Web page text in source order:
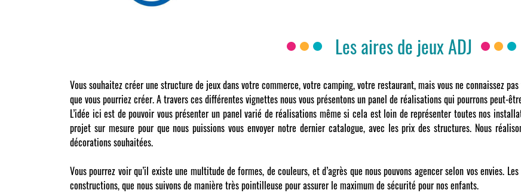
Les aires de jeux ADJ
Vous souhaitez créer une structure de jeux dans votre commerce, votre camping, votre restaurant, mais vous ne connaissez
que vous pourriez créer. A travers ces différentes vignettes nous vous présentons un panel de réalisations qui pourrons peut-
L’idée ici est de pouvoir vous présenter un panel varié de réalisations même si cela est loin de représenter toutes nos
projet sur mesure pour que nous puissions vous envoyer notre dernier catalogue, avec les prix des structures. Nous
décorations souhaitées.
Vous pourrez voir qu’il existe une multitude de formes, de couleurs, et d’agrès que nous pouvons agencer selon vos envies.
constructions, que nous suivons de manière très pointilleuse pour assurer le maximum de sécurité pour nos enfants.